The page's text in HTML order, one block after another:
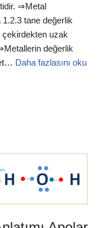
⇒Metal
1.2.3 tane değerlik
çekirdekten uzak
değerlik
Daha fazlasını oku